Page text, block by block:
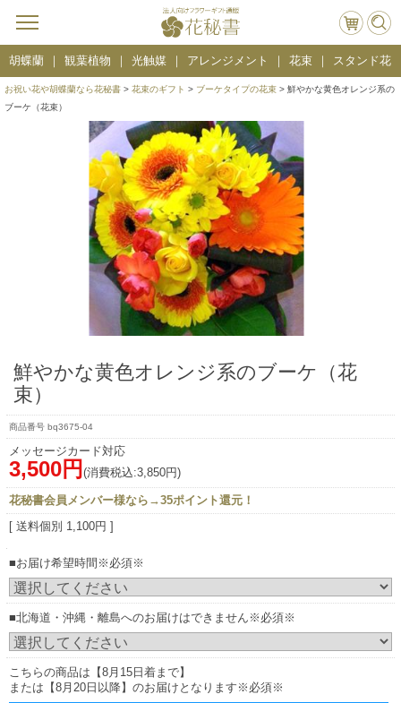
胡蝶蘭 観葉植物 光触媒 アレンジメント 花束 スタンド花
お祝い花や胡蝶蘭なら花秘書 > 花束のギフト > ブーケタイプの花束 > 鮮やかな黄色オレンジ系の
ブーケ（花束）
鮮やかな黄色オレンジ系のブーケ（花
束）
bq3675-04
メッセージカード対応
3,500円 (消費税込:3,850円)
花秘書会員メンバー様なら→35ポイント還元！
[ 送料個別 1,100円 ]
■お届け希望時間※必須※
■北海道・沖縄・離島へのお届けはできません※必須※
こちらの商品は【8月15日着まで】
または【8月20日以降】のお届けとなります※必須※